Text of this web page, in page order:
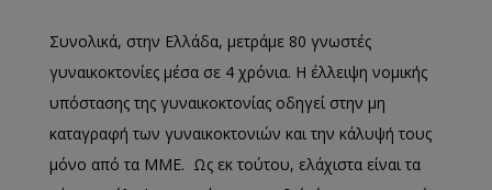
Συνολικά, στην Ελλάδα, μετράμε 80 γνωστές
γυναικοκτονίες μέσα σε 4 χρόνια. Η έλλειψη νομικής
υπόστασης της γυναικοκτονίας οδηγεί στην μη
καταγραφή των γυναικοκτονιών και την κάλυψή τους
μόνο από τα ΜΜΕ. Ως εκ τούτου, ελάχιστα είναι τα